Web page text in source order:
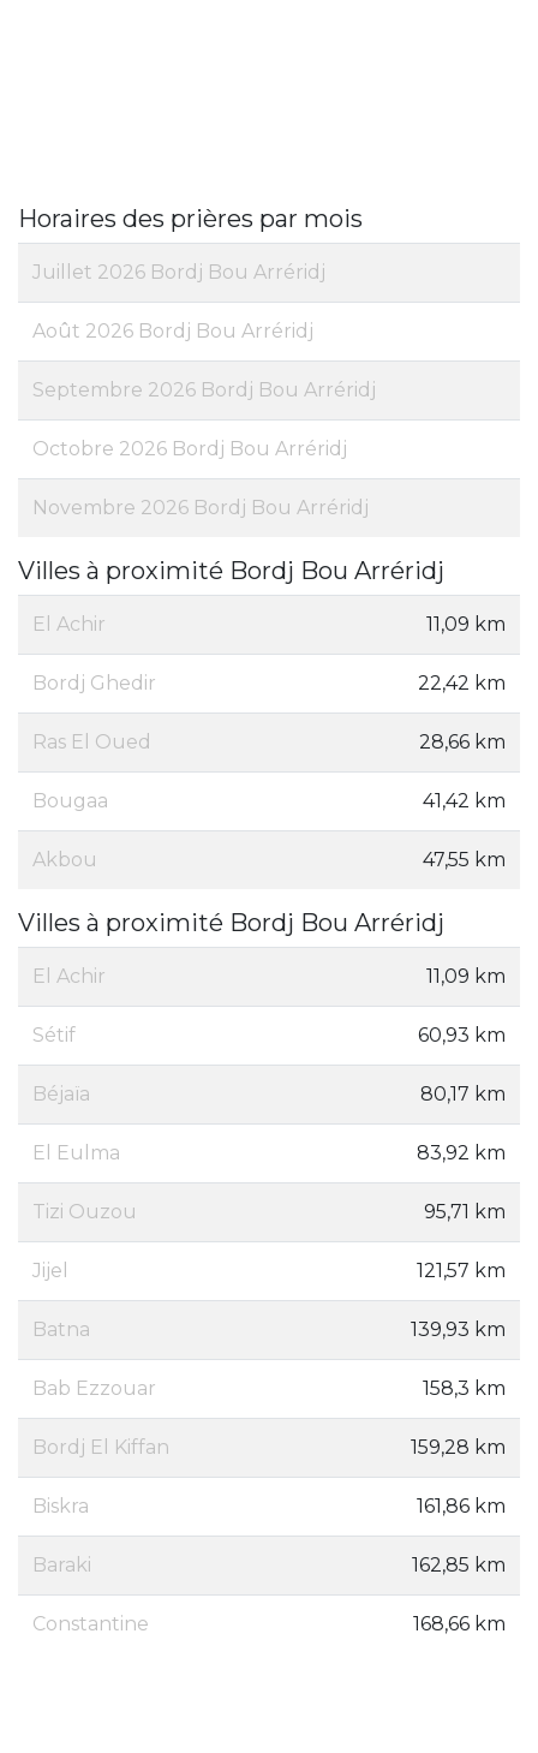
Horaires des prières par mois
Juillet 2026 Bordj Bou Arréridj
Août 2026 Bordj Bou Arréridj
Septembre 2026 Bordj Bou Arréridj
Octobre 2026 Bordj Bou Arréridj
Novembre 2026 Bordj Bou Arréridj
Villes à proximité Bordj Bou Arréridj
El Achir 11,09 km
Bordj Ghedir 22,42 km
Ras El Oued 28,66 km
Bougaa 41,42 km
Akbou 47,55 km
Villes à proximité Bordj Bou Arréridj
El Achir 11,09 km
Sétif 60,93 km
Béjaïa 80,17 km
El Eulma 83,92 km
Tizi Ouzou 95,71 km
Jijel 121,57 km
Batna 139,93 km
Bab Ezzouar 158,3 km
Bordj El Kiffan 159,28 km
Biskra 161,86 km
Baraki 162,85 km
Constantine 168,66 km